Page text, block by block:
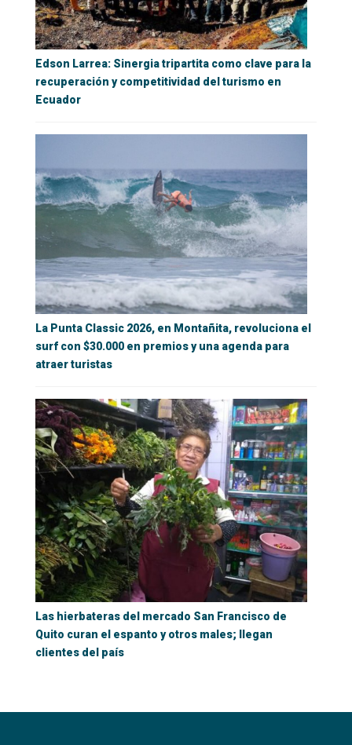
Edson Larrea: Sinergia tripartita como clave para la
recuperación y competitividad del turismo en
Ecuador
La Punta Classic 2026, en Montañita, revoluciona el
surf con $30.000 en premios y una agenda para
atraer turistas
Las hierbateras del mercado San Francisco de
Quito curan el espanto y otros males; llegan
clientes del país